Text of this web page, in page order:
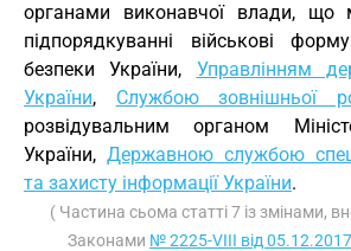
органами виконавчої влади,
підпорядкуванні військові
безпеки України, Управлінням
України, Службою зовнішньої
розвідувальним органом
України, Державною службою
та захисту інформації України.
( Частина сьома статті 7 із змінами,
Законами № 2225-VIII від 05.12.2017